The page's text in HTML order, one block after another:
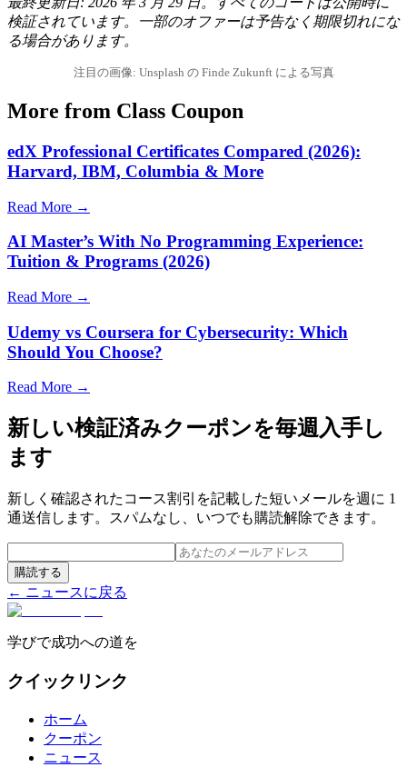
検証されています。一部のオファーは予告なく期限切れにな
る場合があります。
注目の画像: Unsplash の Finde Zukunft による写真
More from Class Coupon
edX Professional Certificates Compared (2026):
Harvard, IBM, Columbia & More
Read More →
AI Master’s With No Programming Experience:
Tuition & Programs (2026)
Read More →
Udemy vs Coursera for Cybersecurity: Which
Should You Choose?
Read More →
新しい検証済みクーポンを毎週入手し
ます
新しく確認されたコース割引を記載した短いメールを週に 1
通送信します。スパムなし、いつでも購読解除できます。
購読する
← ニュースに戻る
学びで成功への道を
クイックリンク
ホーム
クーポン
ニュース